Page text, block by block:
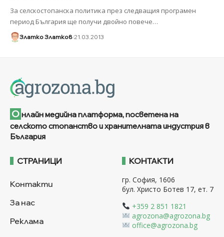
За селскостопанска политика през следващия програмен
период България ще получи двойно повече…
Златко Златков 21.03.2013
О нлайн медийна платформа, посветена на
селското стопанство и хранителната индустрия в
България
СТРАНИЦИ
Контакти
За нас
Реклама
КОНТАКТИ
гр. София, 1606
бул. Христо Ботев 17, ет. 7
+359 2 851 1821
agrozona@agrozona.bg
office@agrozona.bg